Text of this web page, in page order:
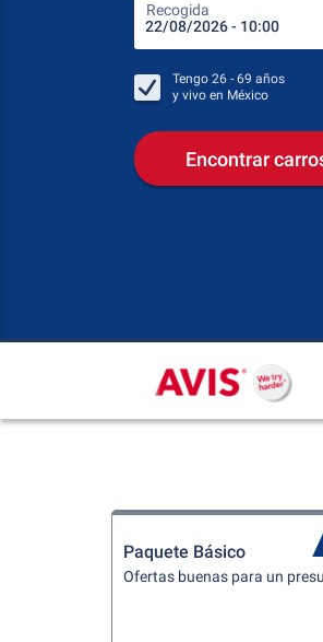
Recogida
Tengo 26 - 69 años
y vivo en México
Encontrar
Paquete Básico
Ofertas buenas para un